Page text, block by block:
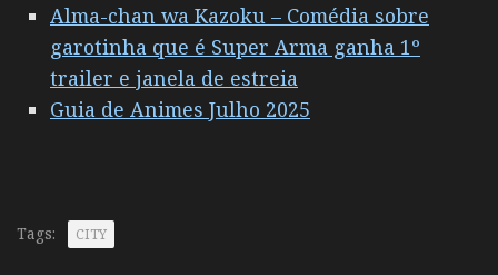
Alma-chan wa Kazoku – Comédia sobre
garotinha que é Super Arma ganha 1º
trailer e janela de estreia
Guia de Animes Julho 2025
Tags: CITY